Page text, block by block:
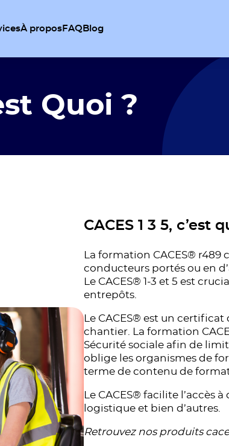
À propos FAQ Blog
Quoi ?
CACES 1 3 5, c’est
La formation CACES®
conducteurs portés ou en
Le CACES® 1-3 et 5 est
entrepôts.
Le CACES® est un
chantier. La formation
Sécurité sociale afin de
oblige les organismes de
terme de contenu de
Le CACES® facilite l’accès
logistique et bien d’autres.
Retrouvez nos produits